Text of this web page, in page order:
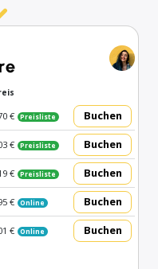
€ Preisliste Buchen
€ Preisliste Buchen
€ Preisliste Buchen
€ Online Buchen
€ Online Buchen